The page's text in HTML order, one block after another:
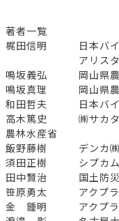
著者一覧
梶田信明 日本バイ
アリスタ ライ
鳴坂義弘 岡山県農
鳴坂真理 岡山県農
和田哲夫 日本バイ
高木篤史 ㈱サカタ
農林水産省
飯野藤樹 デンカ㈱
須田正樹 シプカム
田中賢治 国土防災
笹原勇太 アクプラ
金 鍾明 アクプラ